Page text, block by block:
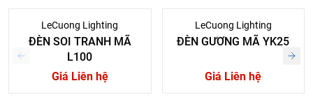
LeCuong Lighting
ĐÈN SOI TRANH MÃ
L100
Giá Liên hệ
LeCuong Lighting
ĐÈN GƯƠNG MÃ YK25
Giá Liên hệ